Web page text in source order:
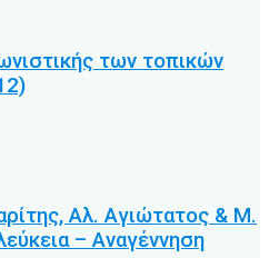
των τοπικών
Αλ. Αγιώτατος & Μ.
– Αναγέννηση